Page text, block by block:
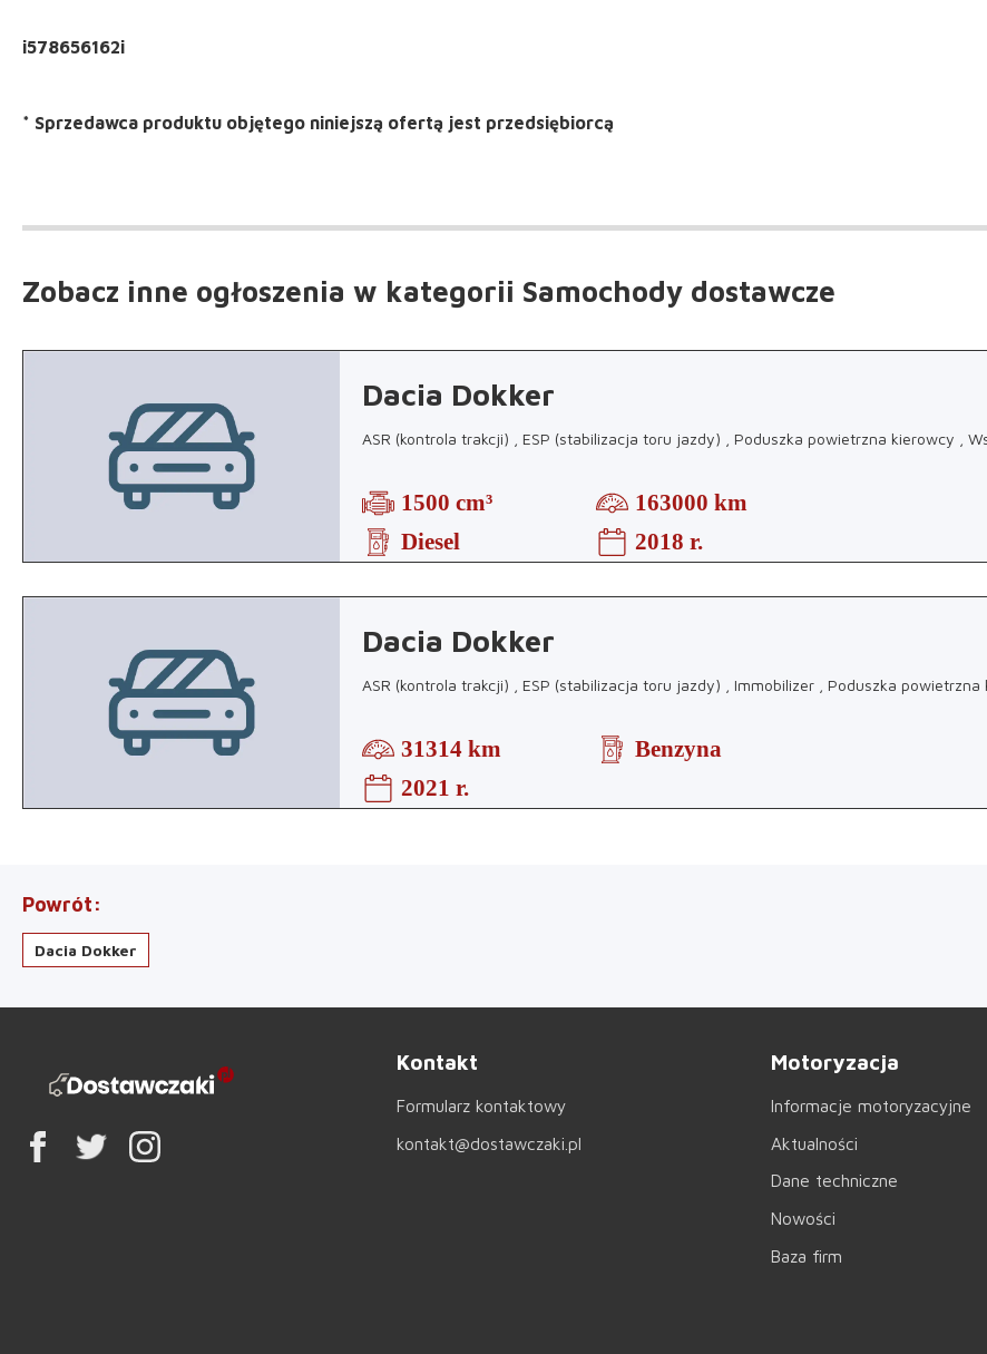
* Sprzedawca produktu objętego niniejszą ofertą jest przedsiębiorcą
Zobacz inne ogłoszenia w kategorii Samochody dostawcze
Dacia Dokker
ASR (kontrola trakcji) , ESP (stabilizacja toru jazdy) , Poduszka powietrzna kierowcy ,
1500 cm³
163000 km
Diesel
2018 r.
Dacia Dokker
ASR (kontrola trakcji) , ESP (stabilizacja toru jazdy) , Immobilizer , Poduszka powietrzna
31314 km
Benzyna
2021 r.
Powrót
Dacia Dokker
Kontakt
Formularz kontaktowy
kontakt@dostawczaki.pl
Motoryzacja
Informacje motoryzacyjne
Aktualności
Dane techniczne
Nowości
Baza firm